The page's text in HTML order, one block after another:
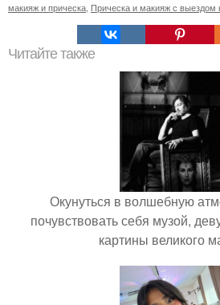
макияж и прическа Прическа и макияж с выездом
Читайте также
Окунуться в волшебную
почувствовать себя музой,
картины великого